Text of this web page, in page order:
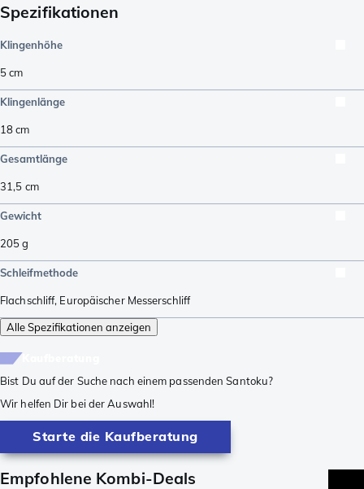
Spezifikationen
Klingenhöhe
5cm
Klingenlänge
18cm
Gesamtlänge
31,5 cm
Gewicht
205g
Schleifmethode
Flachschliff, Europäischer Messerschliff
Alle Spezifikationen anzeigen
Bist Du auf der Suche nach einem passenden Santoku?
Wir helfen Dir bei der Auswahl!
Starte die Kaufberatung
Empfohlene Kombi-Deals